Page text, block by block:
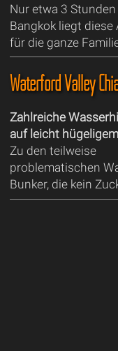
Nur etwa 3
Bangkok liegt diese
für die ganze
Waterford Valley
Zahlreiche
auf leicht
Zu den teilweise
problematischen
Bunker, die kein